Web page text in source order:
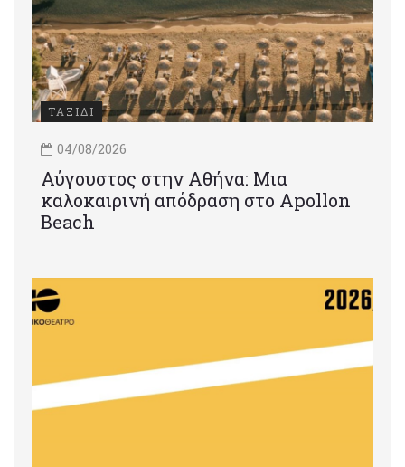
ΤΑΞΙΔΙ
04/08/2026
Αύγουστος στην Αθήνα: Μια
καλοκαιρινή απόδραση στο Apollon
Beach